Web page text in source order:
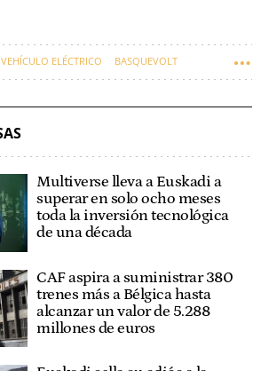
VEHÍCULO ELÉCTRICO BASQUEVOLT
Multiverse lleva a Euskadi a
superar en solo ocho meses
toda la inversión tecnológica
de una década
CAF aspira a suministrar 380
trenes más a Bélgica hasta
alcanzar un valor de 5.288
millones de euros